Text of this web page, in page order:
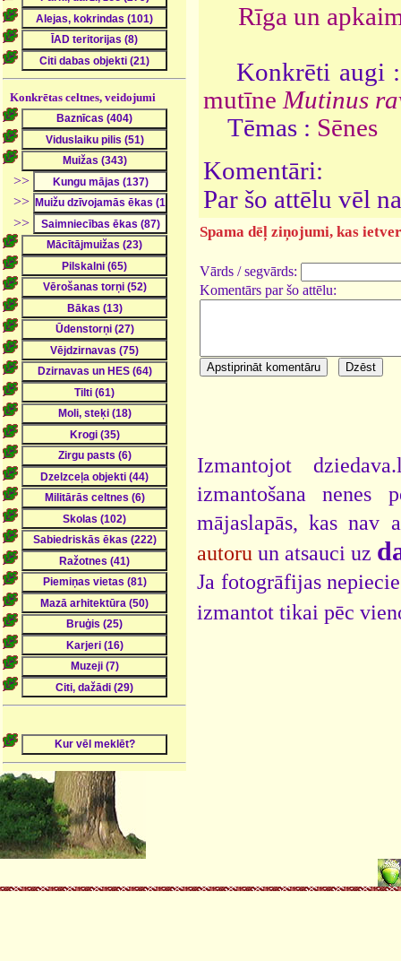
Konkrētas celtnes, veidojumi
>>
>>
>>
Rīga un
Konkrēti augi
mutīne Mutinus
Tēmas : Sēnes
Komentāri:
Par šo attēlu vēl
Spama dēļ ziņojumi, kas
Vārds / segvārds:
Komentārs par šo attēlu:
Izmantojot
izmantošana nenes
mājaslapās, kas
autoru un atsauci uz
Ja fotogrāfijas
izmantot tikai pēc